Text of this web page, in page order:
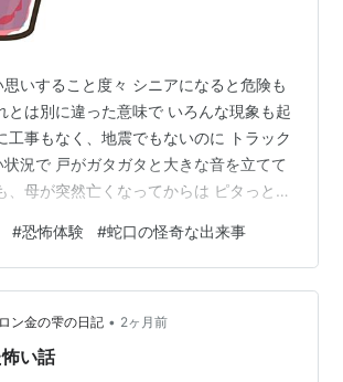
いすること度々 シニアになると危険も
とは別に違った意味で いろんな現象も起
工事もなく、地震でもないのに トラック
状況で 戸がガタガタと大きな音を立てて
、母が突然亡くなってからは ピタっと止
た。 でも、昨日びっくりしたことが起
プ一杯の水を蛇口から出した時です。 こ
水でなんともなかったのに 次にもう一度
真っ赤！（一瞬、そう見えた） 正確に
いよく ドバドバ―っと出て びっく
#恐怖体験 #蛇口の怪奇な出来事
ン金の雫の日記 • 2ヶ月前
い話